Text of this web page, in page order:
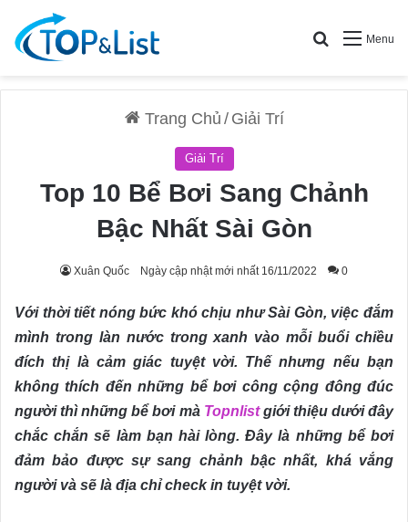
Menu
Search for
Trang Chủ / Giải Trí
Giải Trí
Top 10 Bể Bơi Sang Chảnh
Bậc Nhất Sài Gòn
Xuân Quốc Ngày cập nhật mới nhất 16/11/2022 0
Với thời tiết nóng bức khó chịu như Sài Gòn, việc đắm
mình trong làn nước trong xanh vào mỗi buổi chiều
đích thị là cảm giác tuyệt vời. Thế nhưng nếu bạn
không thích đến những bể bơi công cộng đông đúc
người thì những bể bơi mà Topnlistgiới thiệu dưới đây
chắc chắn sẽ làm bạn hài lòng. Đây là những bể bơi
đảm bảo được sự sang chảnh bậc nhất, khá vắng
người và sẽ là địa chỉ check in tuyệt vời.